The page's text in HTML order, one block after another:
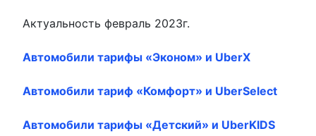
Актуальность февраль 2023г.
Автомобили тарифы «Эконом» и UberX
Автомобили тариф «Комфорт» и UberSelect
Автомобили тарифы «Детский» и UberKIDS